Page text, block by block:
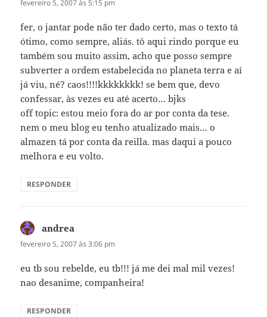
fevereiro 5, 2007 às 5:15 pm
fer, o jantar pode não ter dado certo, mas o texto tá
ótimo, como sempre, aliás. tô aqui rindo porque eu
também sou muito assim, acho que posso sempre
subverter a ordem estabelecida no planeta terra e aí
já viu, né? caos!!!!kkkkkkkk! se bem que, devo
confessar, às vezes eu até acerto… bjks
off topic: estou meio fora do ar por conta da tese.
nem o meu blog eu tenho atualizado mais… o
almazen tá por conta da reilla. mas daqui a pouco
melhora e eu volto.
RESPONDER
andrea
fevereiro 5, 2007 às 3:06 pm
eu tb sou rebelde, eu tb!!! já me dei mal mil vezes!
nao desanime, companheira!
RESPONDER